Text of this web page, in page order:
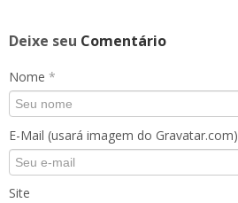
Deixe seu Comentário
Nome *
E-Mail (usará imagem do Gravatar.com)
Site